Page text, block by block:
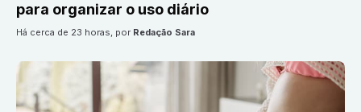
para organizar o uso diário
há cerca de 23 horas, por Redação Sara